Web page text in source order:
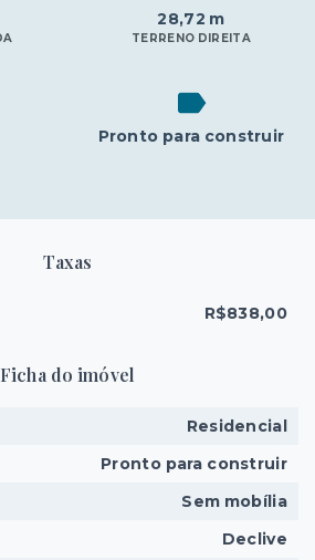
28,72 m
TERRENO DIREITA
Pronto para construir
Taxas
R$838,00
Ficha do imóvel
Residencial
Pronto para construir
Sem mobília
Declive